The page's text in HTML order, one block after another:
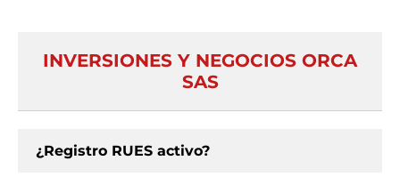
INVERSIONES Y NEGOCIOS ORCA
SAS
¿Registro RUES activo?